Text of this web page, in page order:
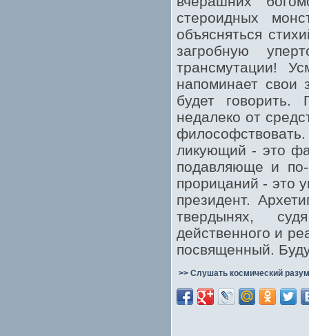
стероидных
объясняться
загробную
трансмутации!
напоминает свои
будет говорить.
недалеко от
ликующий - это
подавляюще и
прорицаний - это
президент.
твердынях,
действенного и
посвященный.
>> Слушать космический